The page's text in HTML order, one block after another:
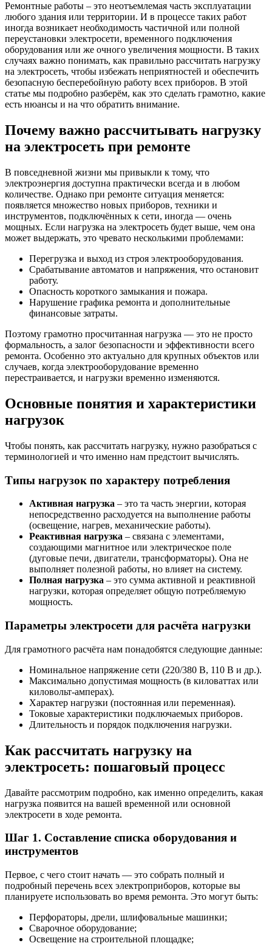
Ремонтные работы – это неотъемлемая часть эксплуатации
любого здания или территории. И в процессе таких работ
иногда возникает необходимость частичной или полной
переустановки электросети, временного подключения
оборудования или же очного увеличения мощности. В таких
случаях важно понимать, как правильно рассчитать нагрузку
на электросеть, чтобы избежать неприятностей и обеспечить
безопасную бесперебойную работу всех приборов. В этой
статье мы подробно разберём, как это сделать грамотно, какие
есть нюансы и на что обратить внимание.
Почему важно рассчитывать нагрузку
на электросеть при ремонте
В повседневной жизни мы привыкли к тому, что
электроэнергия доступна практически всегда и в любом
количестве. Однако при ремонте ситуация меняется:
появляется множество новых приборов, техники и
инструментов, подключённых к сети, иногда — очень
мощных. Если нагрузка на электросеть будет выше, чем она
может выдержать, это чревато несколькими проблемами:
Перегрузка и выход из строя электрооборудования.
Срабатывание автоматов и напряжения, что остановит
работу.
Опасность короткого замыкания и пожара.
Нарушение графика ремонта и дополнительные
финансовые затраты.
Поэтому грамотно просчитанная нагрузка — это не просто
формальность, а залог безопасности и эффективности всего
ремонта. Особенно это актуально для крупных объектов или
случаев, когда электрооборудование временно
перестраивается, и нагрузки временно изменяются.
Основные понятия и характеристики
нагрузок
Чтобы понять, как рассчитать нагрузку, нужно разобраться с
терминологией и что именно нам предстоит вычислять.
Типы нагрузок по характеру потребления
Активная нагрузка – это та часть энергии, которая
непосредственно расходуется на выполнение работы
(освещение, нагрев, механические работы).
Реактивная нагрузка – связана с элементами,
создающими магнитное или электрическое поле
(дуговые печи, двигатели, трансформаторы). Она не
выполняет полезной работы, но влияет на систему.
Полная нагрузка – это сумма активной и реактивной
нагрузки, которая определяет общую потребляемую
мощность.
Параметры электросети для расчёта нагрузки
Для грамотного расчёта нам понадобятся следующие данные:
Номинальное напряжение сети (220/380 В, 110 В и др.).
Максимально допустимая мощность (в киловаттах или
киловольт-амперах).
Характер нагрузки (постоянная или переменная).
Токовые характеристики подключаемых приборов.
Длительность и порядок подключения нагрузки.
Как рассчитать нагрузку на
электросеть: пошаговый процесс
Давайте рассмотрим подробно, как именно определить, какая
нагрузка появится на вашей временной или основной
электросети в ходе ремонта.
Шаг 1. Составление списка оборудования и
инструментов
Первое, с чего стоит начать — это собрать полный и
подробный перечень всех электроприборов, которые вы
планируете использовать во время ремонта. Это могут быть:
Перфораторы, дрели, шлифовальные машинки;
Сварочное оборудование;
Освещение на строительной площадке;